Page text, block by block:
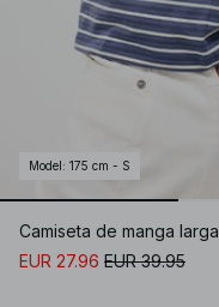
Model : 175 cm - S
Camiseta de manga larga
EUR 27.96 EUR 39.95